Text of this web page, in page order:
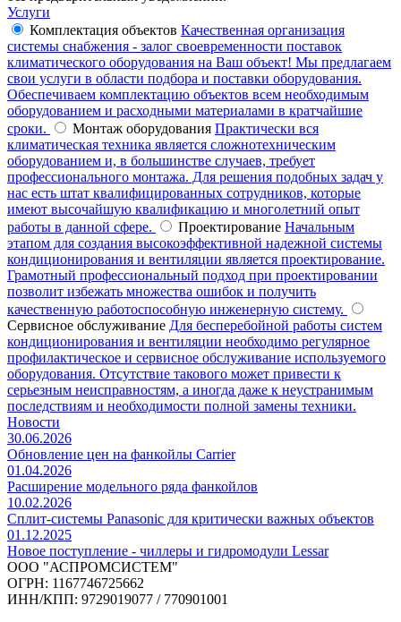
Услуги
Комплектация объектов Качественная организация
системы снабжения - залог своевременности поставок
климатического оборудования на Ваш объект! Мы предлагаем
свои услуги в области подбора и поставки оборудования.
Обеспечиваем комплектацию объектов всем необходимым
оборудованием и расходными материалами в кратчайшие
сроки.
Монтаж оборудования Практически вся
климатическая техника является сложнотехническим
оборудованием и, в большинстве случаев, требует
профессионального монтажа. Для решения подобных задач у
нас есть штат квалифицированных сотрудников, которые
имеют высочайшую квалификацию и многолетний опыт
работы в данной сфере.
Проектирование Начальным
этапом для создания высокоэффективной надежной системы
кондиционирования и вентиляции является проектирование.
Грамотный профессиональный подход при проектировании
позволит избежать множества ошибок и получить
качественную работоспособную инженерную систему.
Сервисное обслуживание Для бесперебойной работы систем
кондиционирования и вентиляции необходимо регулярное
профилактическое и сервисное обслуживание используемого
оборудования. Отсутствие такового может привести к
серьезным неисправностям, а иногда даже к неустранимым
последствиям и необходимости полной замены техники.
Новости
30.06.2026
Обновление цен на фанкойлы Carrier
01.04.2026
Расширение модельного ряда фанкойлов
10.02.2026
Сплит-системы Panasonic для критически важных объектов
01.12.2025
Новое поступление - чиллеры и гидромодули Lessar
ООО "АСПРОМСИСТЕМ"
ОГРН: 1167746725662
ИНН/КПП: 9729019077 / 770901001